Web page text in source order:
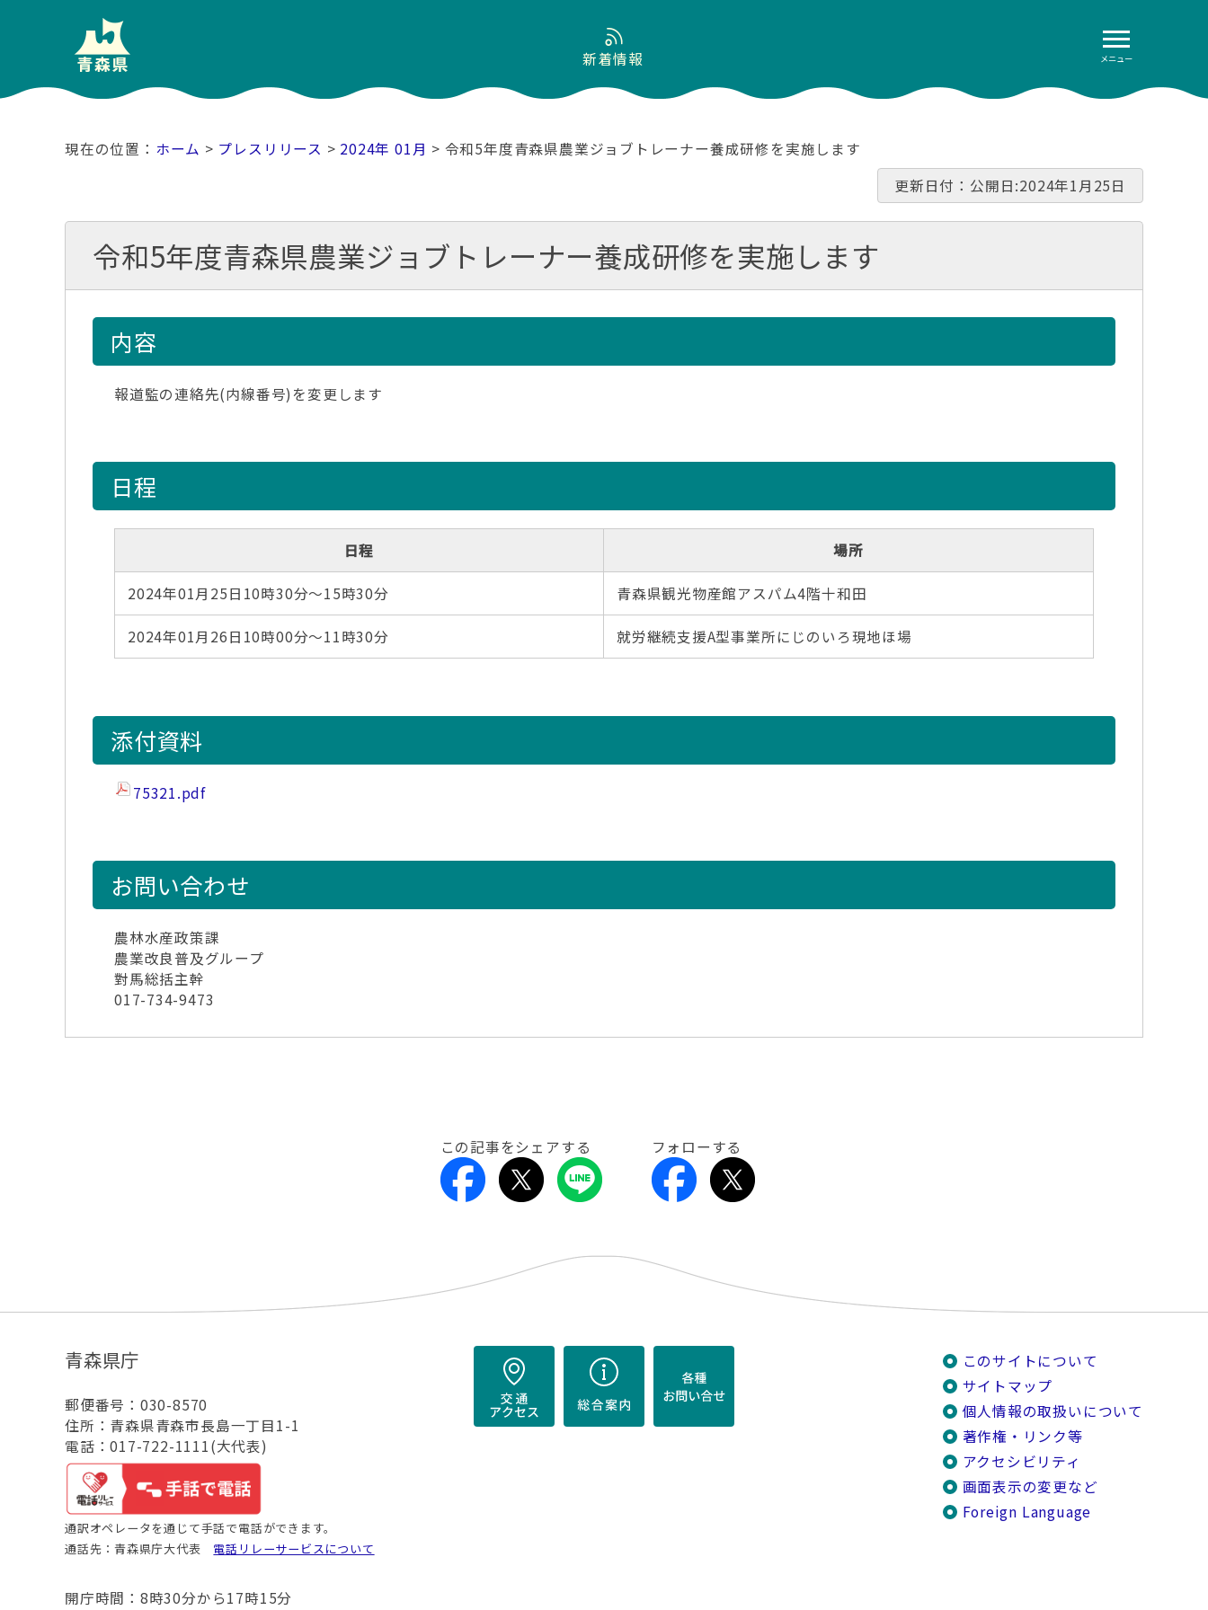
メニュー
新着情報
ホーム > プレスリリース > 2024年 01月 > 令和5年度青森県農業ジョブトレーナー養成研修を実施します
更新日付：公開日:2024年1月25日
令和5年度青森県農業ジョブトレーナー養成研修を実施します
内容
報道監の連絡先(内線番号)を変更します
日程
日程 場所
2024年01月25日10時30分～15時30分 青森県観光物産館アスパム4階十和田
2024年01月26日10時00分～11時30分 就労継続支援A型事業所にじのいろ現地ほ場
添付資料
75321.pdf
お問い合わせ
農林水産政策課
農業改良普及グループ
對馬総括主幹
017-734-9473
この記事をシェアする フォローする
青森県庁
郵便番号：030-8570
住所：青森県青森市長島一丁目1-1
電話：017-722-1111(大代表)
通訳オペレータを通じて手話で電話ができます。
通話先：青森県庁大代表 電話リレーサービスについて
開庁時間：8時30分から17時15分
このサイトについて
サイトマップ
個人情報の取扱いについて
著作権・リンク等
アクセシビリティ
画面表示の変更など
Foreign Language